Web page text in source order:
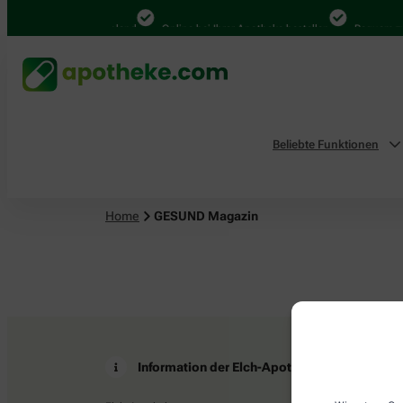
4.000 Mal in Deutschland Online bei Ihrer Apotheke bestellen Bequem
Beliebte Funktionen
Home GESUND Magazin
Information der Elch-Apotheke